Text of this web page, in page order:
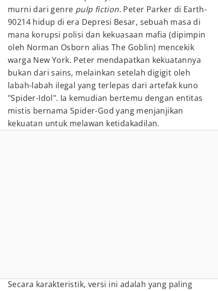
murni dari genre pulp fiction. Peter Parker di Earth-
90214 hidup di era Depresi Besar, sebuah masa di
mana korupsi polisi dan kekuasaan mafia (dipimpin
oleh Norman Osborn alias The Goblin) mencekik
warga New York. Peter mendapatkan kekuatannya
bukan dari sains, melainkan setelah digigit oleh
labah-labah ilegal yang terlepas dari artefak kuno
"Spider-Idol". Ia kemudian bertemu dengan entitas
mistis bernama Spider-God yang menjanjikan
kekuatan untuk melawan ketidakadilan.
Secara karakteristik, versi ini adalah yang paling